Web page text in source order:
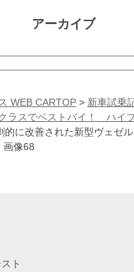
アーカイブ
WEB CARTOP > 新車試乗
ラスでベストバイ！ ハイ
的に改善された新型ヴェゼ
画像68
ト